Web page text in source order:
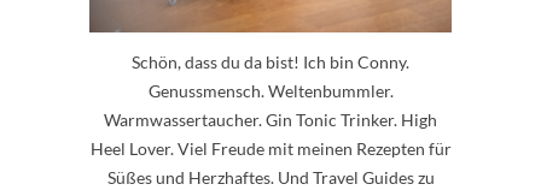
Schön, dass du da bist! Ich bin Conny.
Genussmensch. Weltenbummler.
Warmwassertaucher. Gin Tonic Trinker. High
Heel Lover. Viel Freude mit meinen Rezepten für
Süßes und Herzhaftes. Und Travel Guides zu